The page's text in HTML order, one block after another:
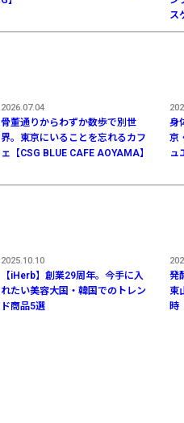
ス
骨董通りからわずか数歩で別世
界。東京にいることを忘れるカフ
ェ【CSG BLUE CAFE AOYAMA】
2026.07.04
身
京
ュ
【iHerb】創業29周年。今手に入
れたい美容大国・韓国でのトレン
ド商品5選
2025.10.10
発
東
時